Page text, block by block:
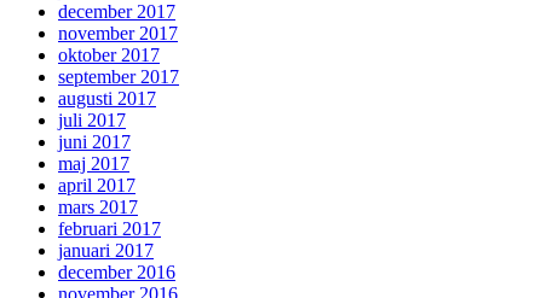
december 2017
november 2017
oktober 2017
september 2017
augusti 2017
juli 2017
juni 2017
maj 2017
april 2017
mars 2017
februari 2017
januari 2017
december 2016